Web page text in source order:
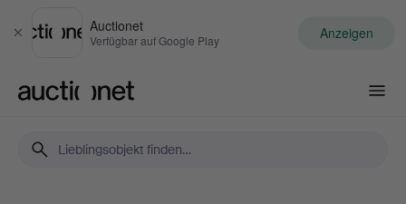
Schließen
Auctionet
Verfügbar auf Google Play Anzeigen